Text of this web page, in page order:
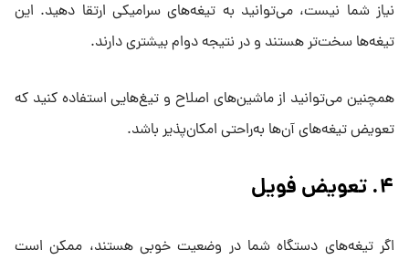
نیاز شما نیست، می‌توانید به تیغه‌های سرامیکی ارتقا دهید. این
تیغه‌ها سخت‌تر هستند و در نتیجه دوام بیشتری دارند.
همچنین می‌توانید از ماشین‌های اصلاح و تیغ‌هایی استفاده کنید که
تعویض تیغه‌های آن‌ها به‌راحتی امکان‌پذیر باشد.
۴. تعویض فویل
اگر تیغه‌های دستگاه شما در وضعیت خوبی هستند، ممکن است